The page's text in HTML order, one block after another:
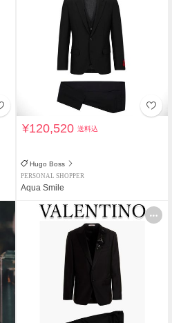
¥120,520送料込
Hugo Boss
PERSONAL SHOPPER
Aqua Smile